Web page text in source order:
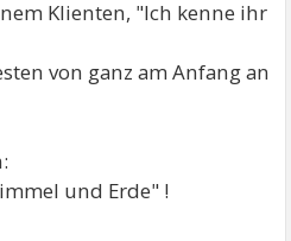
Klienten, "Ich kenne ihr
von ganz am Anfang an
und Erde" !